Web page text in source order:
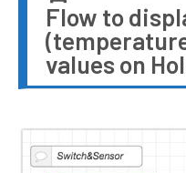
Flow to
values on